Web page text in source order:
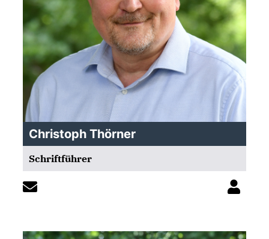
Christoph Thörner
Schriftführer